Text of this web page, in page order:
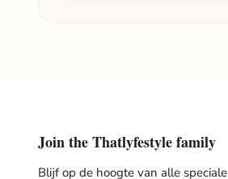
Join the Thatlyfestyle family
Blijf op de hoogte van alle speciale